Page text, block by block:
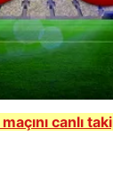
canlı